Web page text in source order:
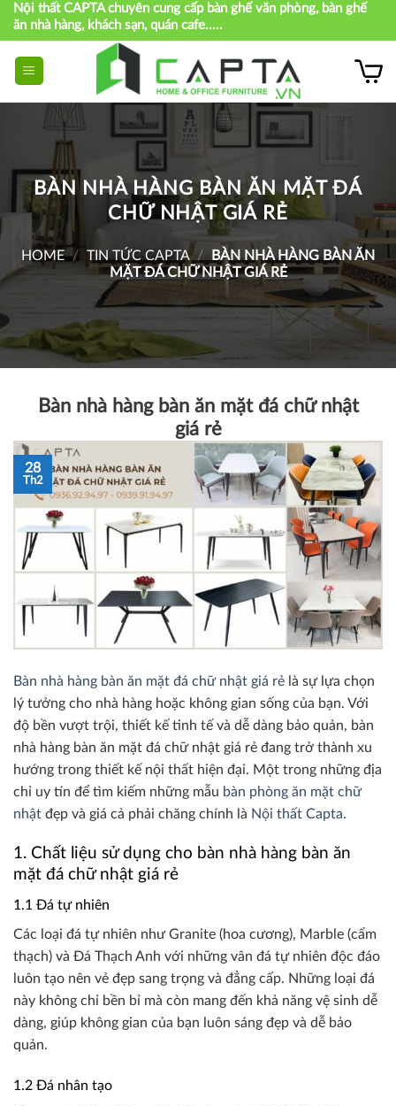
Skip
content
Nội thất CAPTA chuyên cung cấp bàn ghế văn phòng, bàn ghế
ăn nhà hàng, khách sạn, quán cafe.....
BÀN NHÀ HÀNG BÀN ĂN MẶT ĐÁ
CHỮ NHẬT GIÁ RẺ
HOME / TIN TỨC CAPTA /
BÀN NHÀ HÀNG BÀN ĂN
MẶT ĐÁ CHỮ NHẬT GIÁ RẺ
Bàn nhà hàng bàn ăn mặt đá chữ nhật
giá rẻ
28
Th2
Bàn nhà hàng bàn ăn mặt đá chữ nhật giá rẻ là sự lựa chọn
lý tưởng cho nhà hàng hoặc không gian sống của bạn. Với
độ bền vượt trội, thiết kế tinh tế và dễ dàng bảo quản, bàn
nhà hàng bàn ăn mặt đá chữ nhật giá rẻ đang trở thành xu
hướng trong thiết kế nội thất hiện đại. Một trong những địa
chỉ uy tín để tìm kiếm những mẫu bàn phòng ăn mặt chữ
nhật đẹp và giá cả phải chăng chính là Nội thất Capta.
1. Chất liệu sử dụng cho bàn nhà hàng bàn ăn
mặt đá chữ nhật giá rẻ
1.1 Đá tự nhiên
Các loại đá tự nhiên như Granite (hoa cương), Marble (cẩm
thạch) và Đá Thạch Anh với những vân đá tự nhiên độc đáo
luôn tạo nên vẻ đẹp sang trọng và đẳng cấp. Những loại đá
này không chỉ bền bỉ mà còn mang đến khả năng vệ sinh dễ
dàng, giúp không gian của bạn luôn sáng đẹp và dễ bảo
quản.
1.2 Đá nhân tạo